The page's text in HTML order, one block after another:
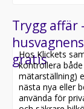
Trygg affär
gratis
Hos Klickets
kontrollera
mätarställning)
nästa nya eller
använda för